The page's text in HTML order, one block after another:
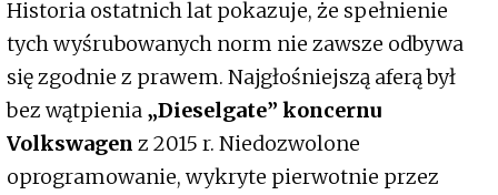
Historia ostatnich lat pokazuje, że spełnienie
tych wyśrubowanych norm nie zawsze odbywa
się zgodnie z prawem. Najgłośniejszą aferą był
bez wątpienia „Dieselgate” koncernu
Volkswagen z 2015 r. Niedozwolone
oprogramowanie, wykryte pierwotnie przez